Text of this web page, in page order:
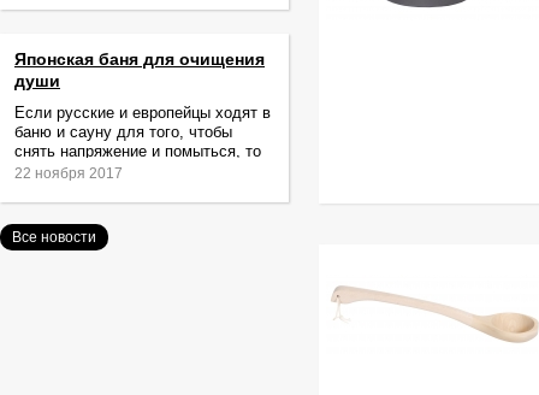
Японская баня для очищения
души
Если русские и европейцы ходят в
баню и сауну для того, чтобы
снять напряжение и помыться, то
жители Японии идут туда за
22 ноября 2017
Все новости